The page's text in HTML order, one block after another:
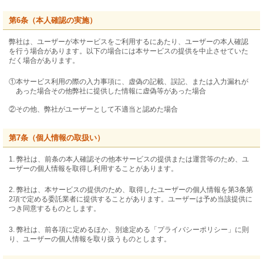
第6条（本人確認の実施）
弊社は、ユーザーが本サービスをご利用するにあたり、ユーザーの本人確認
を行う場合があります。以下の場合には本サービスの提供を中止させていた
だく場合があります。
①本サービス利用の際の入力事項に、虚偽の記載、誤記、または入力漏れが
あった場合その他弊社に提供した情報に虚偽等があった場合
②その他、弊社がユーザーとして不適当と認めた場合
第7条（個人情報の取扱い）
1. 弊社は、前条の本人確認その他本サービスの提供または運営等のため、ユ
ーザーの個人情報を取得し利用することがあります。
2. 弊社は、本サービスの提供のため、取得したユーザーの個人情報を第3条第
2項で定める委託業者に提供することがあります。ユーザーは予め当該提供に
つき同意するものとします。
3. 弊社は、前各項に定めるほか、別途定める「プライバシーポリシー」に則
り、ユーザーの個人情報を取り扱うものとします。